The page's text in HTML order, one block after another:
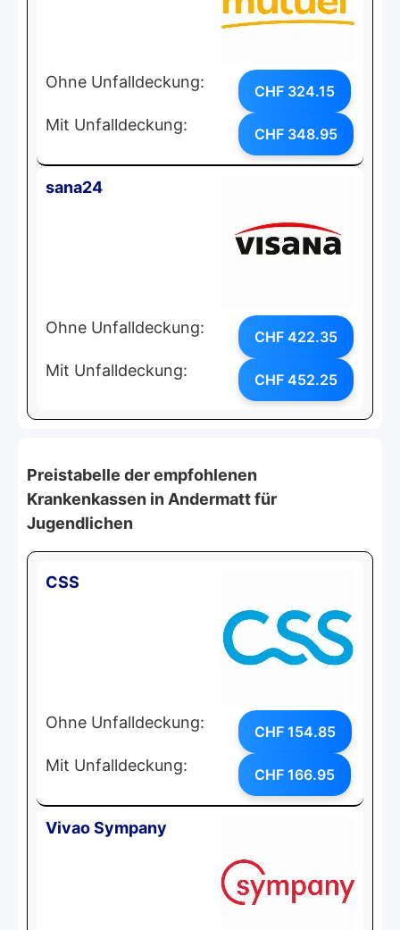
Ohne Unfalldeckung: CHF 324.15
Mit Unfalldeckung: CHF 348.95
sana24
Ohne Unfalldeckung: CHF 422.35
Mit Unfalldeckung: CHF 452.25
Preistabelle der empfohlenen
Krankenkassen in Andermatt für
Jugendlichen
CSS
Ohne Unfalldeckung: CHF 154.85
Mit Unfalldeckung: CHF 166.95
Vivao Sympany